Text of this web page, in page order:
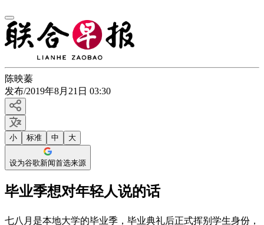
陈映蓁
发布/2019年8月21日 03:30
小 标准 中 大
设为谷歌新闻首选来源
毕业季想对年轻人说的话
七八月是本地大学的毕业季，毕业典礼后正式挥别学生身份，